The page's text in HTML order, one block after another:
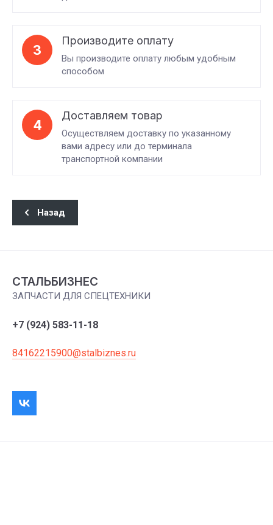
3
Производите оплату
Вы производите оплату любым удобным
способом
4
Доставляем товар
Осуществляем доставку по указанному
вами адресу или до терминала
транспортной компании
Назад
СТАЛЬБИЗНЕС
ЗАПЧАСТИ ДЛЯ СПЕЦТЕХНИКИ
+7 (924) 583-11-18
84162215900@stalbiznes.ru